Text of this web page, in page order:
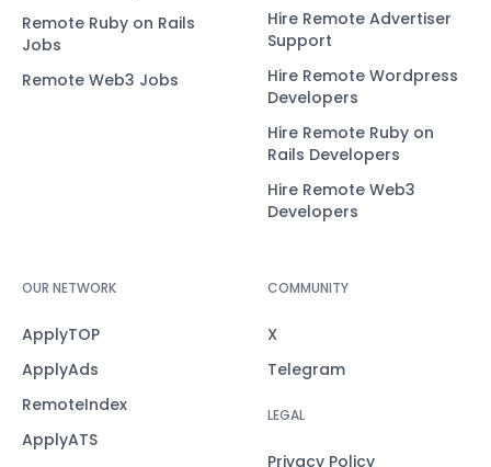
Remote Ruby on Rails
Jobs
Remote Web3 Jobs
Hire Remote Advertiser
Support
Hire Remote Wordpress
Developers
Hire Remote Ruby on
Rails Developers
Hire Remote Web3
Developers
OUR NETWORK
ApplyTOP
ApplyAds
RemoteIndex
ApplyATS
COMMUNITY
X
Telegram
LEGAL
Privacy Policy